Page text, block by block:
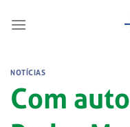
NOTÍCIAS
Com